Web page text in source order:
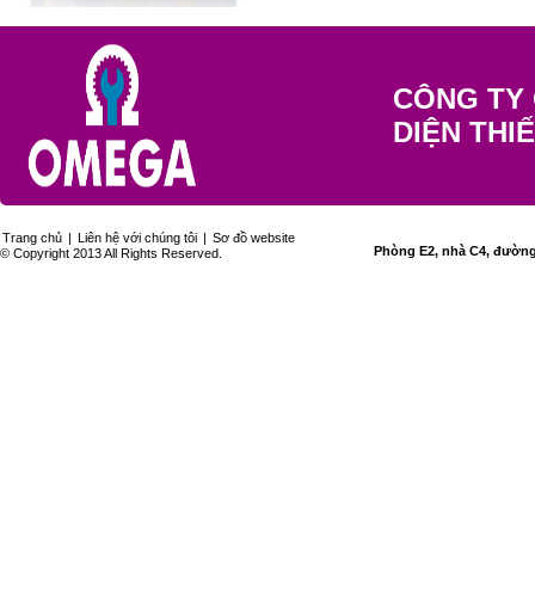
CÔNG
DIỆN
Trang chủ | Liên hệ với chúng tôi | Sơ đồ website
© Copyright 2013 All Rights Reserved.
Phòng E2, nhà C4,